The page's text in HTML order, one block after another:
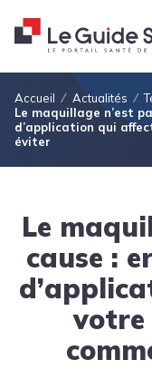
Fil d'Ariane
Accueil Actualités
Le maquillage n’est
d’application qui
éviter
Le
cause :
votre